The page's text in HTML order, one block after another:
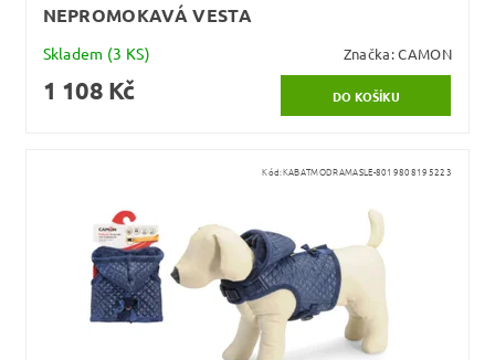
NEPROMOKAVÁ VESTA
Skladem (3 KS) Značka:CAMON
1 108 Kč
Kód:KABATMODRAMASLE-8019808195223